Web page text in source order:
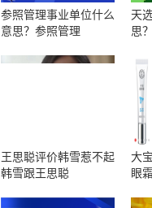
参照管理事业单位什么
意思？参照管理
天
思
王思聪评价韩雪惹不起
韩雪跟王思聪
大
眼